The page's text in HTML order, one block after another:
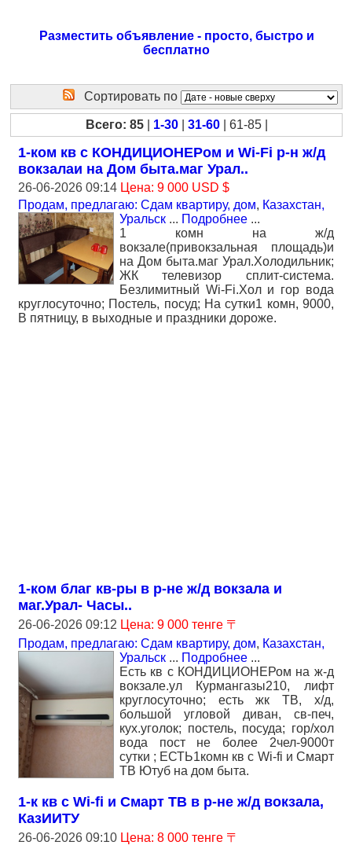
Разместить объявление - просто, быстро и
бесплатно
Сортировать по
Всего: 85| 1-30| 31-60| 61-85 |
1-ком кв с КОНДИЦИОНЕРом и Wi-Fi р-н ж/д
вокзалаи на Дом быта.маг Урал..
26-06-2026 09:14 Цена: 9 000 USD $
Продам, предлагаю: Сдам квартиру, дом, Казахстан,
Уральск ... Подробнее ...
1 комн на ж/д
вокзале(привокзальная площадь)и
на Дом быта.маг Урал.Холодильник;
ЖК телевизор сплит-система.
Безлимитный Wi-Fi.Хол и гор вода
круглосуточно; Постель, посуд; На сутки1 комн, 9000,
В пятницу, в выходные и праздники дороже.
1-ком благ кв-ры в р-не ж/д вокзала и
маг.Урал- Часы..
26-06-2026 09:12 Цена: 9 000 тенге 〒
Продам, предлагаю: Сдам квартиру, дом, Казахстан,
Уральск ... Подробнее ...
Есть кв с КОНДИЦИОНЕРом на ж-д
вокзале.ул Курмангазы210, лифт
круглосуточно; есть жк ТВ, х/д,
большой угловой диван, св-печ,
кух.уголок; постель, посуда; гор/хол
вода пост не более 2чел-9000т
сутки ; ЕСТЬ1комн кв с Wi-fi и Смарт
ТВ Ютуб на дом быта.
1-к кв с Wi-fi и Смарт ТВ в р-не ж/д вокзала,
КазИИТУ
26-06-2026 09:10 Цена: 8 000 тенге 〒